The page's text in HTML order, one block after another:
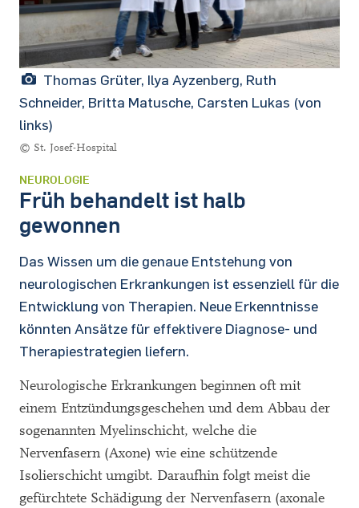
Thomas Grüter, Ilya Ayzenberg, Ruth
Schneider, Britta Matusche, Carsten Lukas (von
links)
© St. Josef-Hospital
NEUROLOGIE
Früh behandelt ist halb
gewonnen
Das Wissen um die genaue Entstehung von
neurologischen Erkrankungen ist essenziell für die
Entwicklung von Therapien. Neue Erkenntnisse
könnten Ansätze für effektivere Diagnose- und
Therapiestrategien liefern.
Neurologische Erkrankungen beginnen oft mit
einem Entzündungsgeschehen und dem Abbau der
sogenannten Myelinschicht, welche die
Nervenfasern (Axone) wie eine schützende
Isolierschicht umgibt. Daraufhin folgt meist die
gefürchtete Schädigung der Nervenfasern (axonale